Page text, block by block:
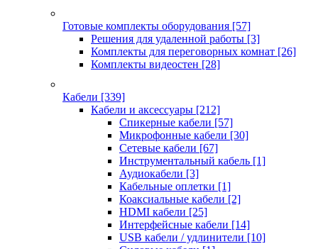
Готовые комплекты оборудования [57]
Решения для удаленной работы [3]
Комплекты для переговорных комнат [26]
Комплекты видеостен [28]
Кабели [339]
Кабели и аксессуары [212]
Спикерные кабели [57]
Микрофонные кабели [30]
Сетевые кабели [67]
Инструментальный кабель [1]
Аудиокабели [3]
Кабельные оплетки [1]
Коаксиальные кабели [2]
HDMI кабели [25]
Интерфейсные кабели [14]
USB кабели / удлинители [10]